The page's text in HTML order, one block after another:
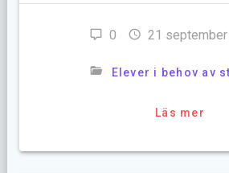
0 21
Elever i behov av
Läs mer